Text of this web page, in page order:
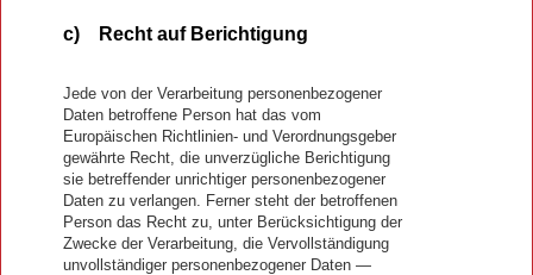
c) Recht auf Berichtigung
Jede von der Verarbeitung personenbezogener
Daten betroffene Person hat das vom
Europäischen Richtlinien- und Verordnungsgeber
gewährte Recht, die unverzügliche Berichtigung
sie betreffender unrichtiger personenbezogener
Daten zu verlangen. Ferner steht der betroffenen
Person das Recht zu, unter Berücksichtigung der
Zwecke der Verarbeitung, die Vervollständigung
unvollständiger personenbezogener Daten —